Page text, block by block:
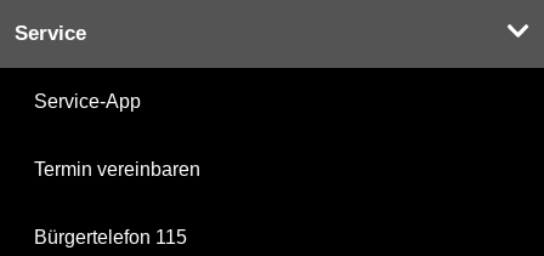
Service
Service-App
Termin vereinbaren
Bürgertelefon 115